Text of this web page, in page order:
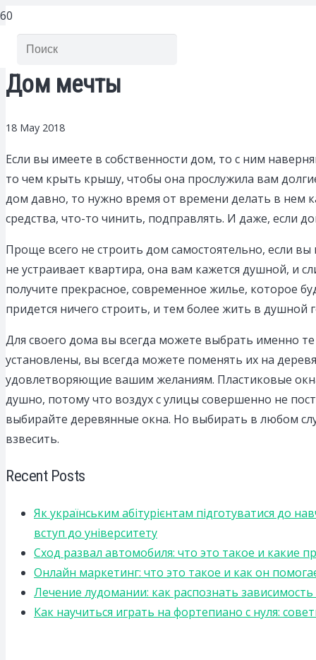
Дом мечты
18 May 2018
Если вы имеете в собственности дом, то с ним
то чем крыть крышу, чтобы она прослужила вам
дом давно, то нужно время от времени делать в нем
средства, что-то чинить, подправлять. И даже, если
Проще всего не строить дом самостоятельно, если вы
не устраивает квартира, она вам кажется душной, и
получите прекрасное, современное жилье, которое
придется ничего строить, и тем более жить в душной
Для своего дома вы всегда можете выбрать именно
установлены, вы всегда можете поменять их на
удовлетворяющие вашим желаниям. Пластиковые
душно, потому что воздух с улицы совершенно не
выбирайте деревянные окна. Но выбирать в любом
взвесить.
Recent Posts
Як українським абітурієнтам підготуватися до
вступ до університету
Сход развал автомобиля: что это такое и какие
Онлайн маркетинг: что это такое и как он
Лечение лудомании: как распознать
Как научиться играть на фортепиано с нуля: